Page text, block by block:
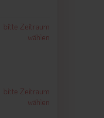
bitte Zeitraum
wählen
bitte Zeitraum
wählen